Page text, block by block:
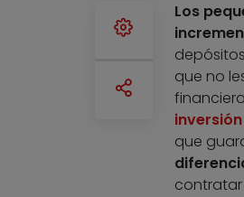
Los
que no
inversión
que
contratar